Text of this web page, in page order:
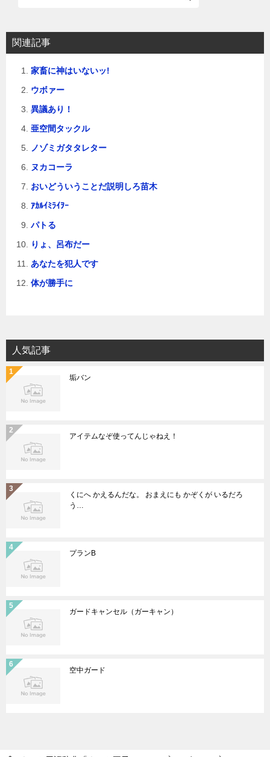
ョ
ン
関連記事
家畜に神はいないッ!
ウボァー
異議あり！
亜空間タックル
ノゾミガタタレター
ヌカコーラ
おいどういうことだ説明しろ苗木
ｱｶﾙｲﾐﾗｲｦｰ
パトる
りょ、呂布だー
あなたを犯人です
体が勝手に
人気記事
垢バン
アイテムなぞ使ってんじゃねえ！
くにへ かえるんだな。 おまえにも かぞくが いるだろ
う…
プランB
ガードキャンセル（ガーキャン）
空中ガード